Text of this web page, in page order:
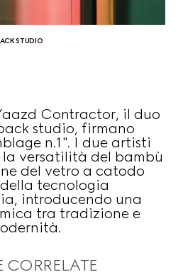
STUDIO
Contractor, il duo
studio, firmano
n.1". I due artisti
versatilità del bambù
del vetro a catodo
tecnologia
introducendo una
tra tradizione e
CORRELATE